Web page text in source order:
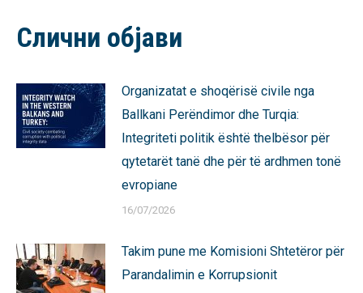
Слични објави
Organizatat e shoqërisë civile nga
Ballkani Perëndimor dhe Turqia:
Integriteti politik është thelbësor për
qytetarët tanë dhe për të ardhmen tonë
evropiane
16/07/2026
Takim pune me Komisioni Shtetëror për
Parandalimin e Korrupsionit